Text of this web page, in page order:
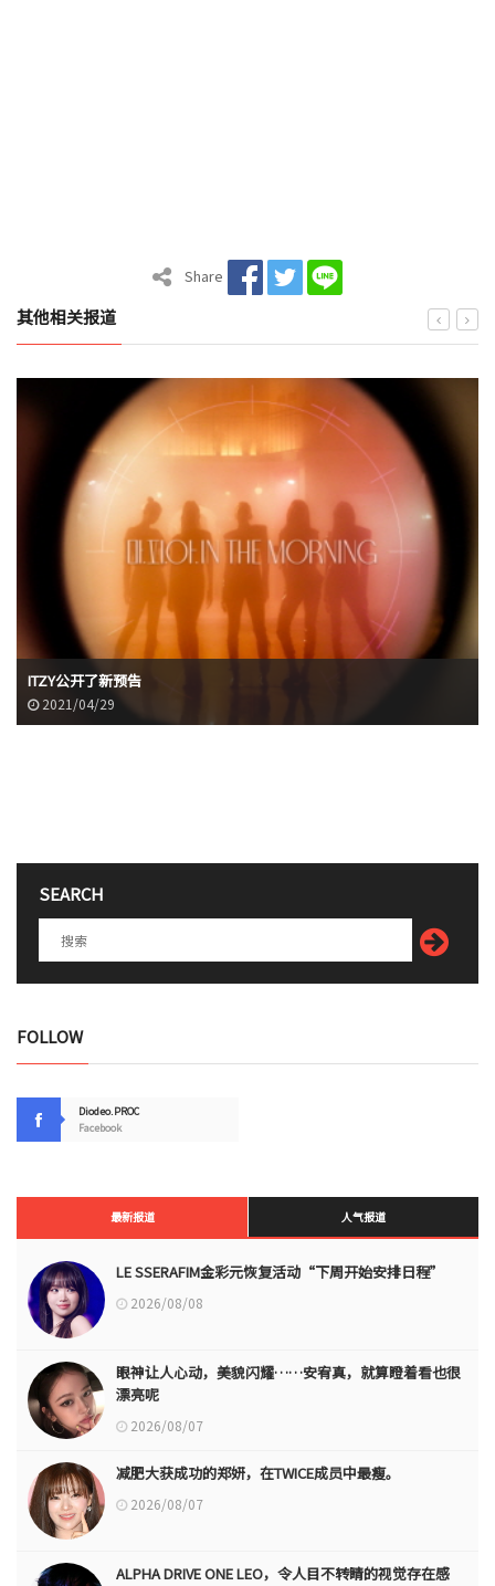
Share
其他相关报道
ITZY公开了新预告
2021/04/29
SEARCH
FOLLOW
Diodeo.PROC
Facebook
最新报道 人气报道
LE SSERAFIM金彩元恢复活动“下周开始安排日程”
2026/08/08
眼神让人心动，美貌闪耀……安宥真，就算瞪着看也很
漂亮呢
2026/08/07
减肥大获成功的郑妍，在TWICE成员中最瘦。
2026/08/07
ALPHA DRIVE ONE LEO，令人目不转睛的视觉存在感